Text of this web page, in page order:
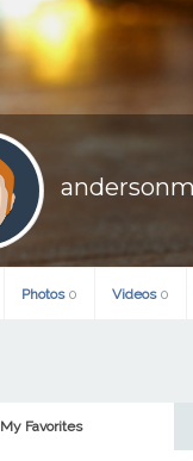
Photos 0 Videos 0
My Favorites